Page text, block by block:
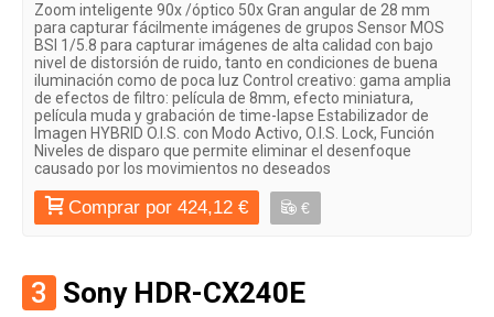
Zoom inteligente 90x /óptico 50x Gran angular de 28 mm
para capturar fácilmente imágenes de grupos Sensor MOS
BSI 1/5.8 para capturar imágenes de alta calidad con bajo
nivel de distorsión de ruido, tanto en condiciones de buena
iluminación como de poca luz Control creativo: gama amplia
de efectos de filtro: película de 8mm, efecto miniatura,
película muda y grabación de time-lapse Estabilizador de
Imagen HYBRID O.I.S. con Modo Activo, O.I.S. Lock, Función
Niveles de disparo que permite eliminar el desenfoque
causado por los movimientos no deseados
Comprar por 424,12 € €
3 Sony HDR-CX240E